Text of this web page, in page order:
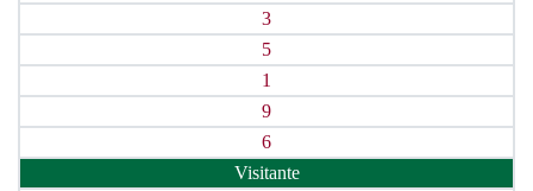
3
5
1
9
6
Visitante